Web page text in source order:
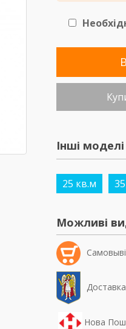
Інші моделі
25 кв.м
Можливі
Нова